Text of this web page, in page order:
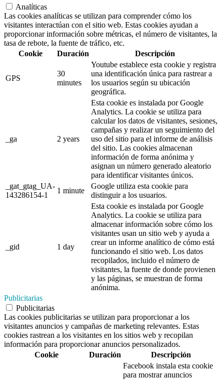
Analíticas
Las cookies analíticas se utilizan para comprender cómo los
visitantes interactúan con el sitio web. Estas cookies ayudan a
proporcionar información sobre métricas, el número de visitantes, la
tasa de rebote, la fuente de tráfico, etc.
Cookie
Duración Descripción
GPS
30
minutes
Youtube establece esta cookie y registra
una identificación única para rastrear a
los usuarios según su ubicación
geográfica.
_ga 2 years
Esta cookie es instalada por Google
Analytics. La cookie se utiliza para
calcular los datos de visitantes, sesiones,
campañas y realizar un seguimiento del
uso del sitio para el informe de análisis
del sitio. Las cookies almacenan
información de forma anónima y
asignan un número generado aleatorio
para identificar visitantes únicos.
_gat_gtag_UA-
143286154-1
1 minute
Google utiliza esta cookie para
distinguir a los usuarios.
_gid 1 day
Esta cookie es instalada por Google
Analytics. La cookie se utiliza para
almacenar información sobre cómo los
visitantes usan un sitio web y ayuda a
crear un informe analítico de cómo está
funcionando el sitio web. Los datos
recopilados, incluido el número de
visitantes, la fuente de donde provienen
y las páginas, se muestran de forma
anónima.
Publicitarias
Publicitarias
Las cookies publicitarias se utilizan para proporcionar a los
visitantes anuncios y campañas de marketing relevantes. Estas
cookies rastrean a los visitantes en los sitios web y recopilan
información para proporcionar anuncios personalizados.
Cookie
Duración
Descripción
Facebook instala esta cookie
para mostrar anuncios